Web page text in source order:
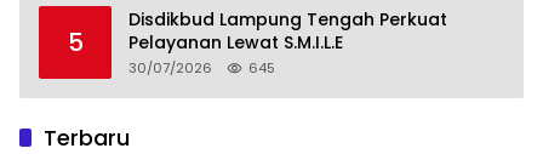
5
Disdikbud Lampung Tengah Perkuat
Pelayanan Lewat S.M.I.L.E
30/07/2026 645
Terbaru